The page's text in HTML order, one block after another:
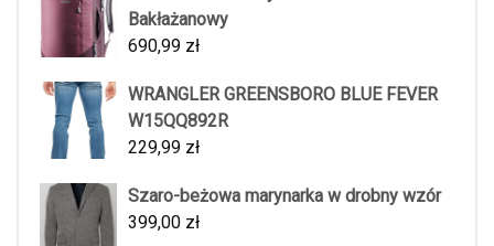
Bakłażanowy
690,99 zł
WRANGLER GREENSBORO BLUE FEVER
W15QQ892R
229,99 zł
Szaro-beżowa marynarka w drobny wzór
399,00 zł